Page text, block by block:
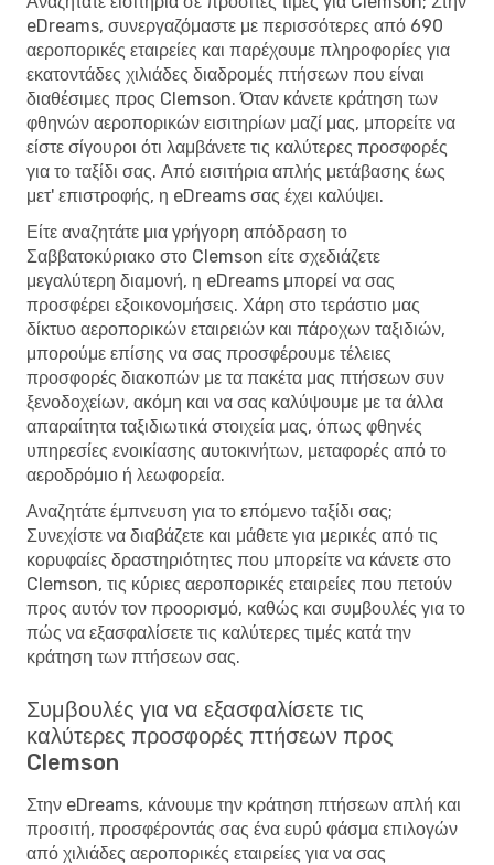
eDreams, συνεργαζόμαστε με περισσότερες από 690
αεροπορικές εταιρείες και παρέχουμε πληροφορίες για
εκατοντάδες χιλιάδες διαδρομές πτήσεων που είναι
διαθέσιμες προς Clemson. Όταν κάνετε κράτηση των
φθηνών αεροπορικών εισιτηρίων μαζί μας, μπορείτε να
είστε σίγουροι ότι λαμβάνετε τις καλύτερες προσφορές
για το ταξίδι σας. Από εισιτήρια απλής μετάβασης έως
μετ' επιστροφής, η eDreams σας έχει καλύψει.
Είτε αναζητάτε μια γρήγορη απόδραση το
Σαββατοκύριακο στο Clemson είτε σχεδιάζετε
μεγαλύτερη διαμονή, η eDreams μπορεί να σας
προσφέρει εξοικονομήσεις. Χάρη στο τεράστιο μας
δίκτυο αεροπορικών εταιρειών και πάροχων ταξιδιών,
μπορούμε επίσης να σας προσφέρουμε τέλειες
προσφορές διακοπών με τα πακέτα μας πτήσεων συν
ξενοδοχείων, ακόμη και να σας καλύψουμε με τα άλλα
απαραίτητα ταξιδιωτικά στοιχεία μας, όπως φθηνές
υπηρεσίες ενοικίασης αυτοκινήτων, μεταφορές από το
αεροδρόμιο ή λεωφορεία.
Αναζητάτε έμπνευση για το επόμενο ταξίδι σας;
Συνεχίστε να διαβάζετε και μάθετε για μερικές από τις
κορυφαίες δραστηριότητες που μπορείτε να κάνετε στο
Clemson, τις κύριες αεροπορικές εταιρείες που πετούν
προς αυτόν τον προορισμό, καθώς και συμβουλές για το
πώς να εξασφαλίσετε τις καλύτερες τιμές κατά την
κράτηση των πτήσεων σας.
Συμβουλές για να εξασφαλίσετε τις
καλύτερες προσφορές πτήσεων προς
Clemson
Στην eDreams, κάνουμε την κράτηση πτήσεων απλή και
προσιτή, προσφέροντάς σας ένα ευρύ φάσμα επιλογών
από χιλιάδες αεροπορικές εταιρείες για να σας